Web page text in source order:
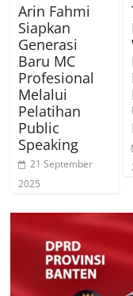
Arin Fahmi
Siapkan
Generasi
Baru MC
Profesional
Melalui
Pelatihan
Public
Speaking
21 September
2025